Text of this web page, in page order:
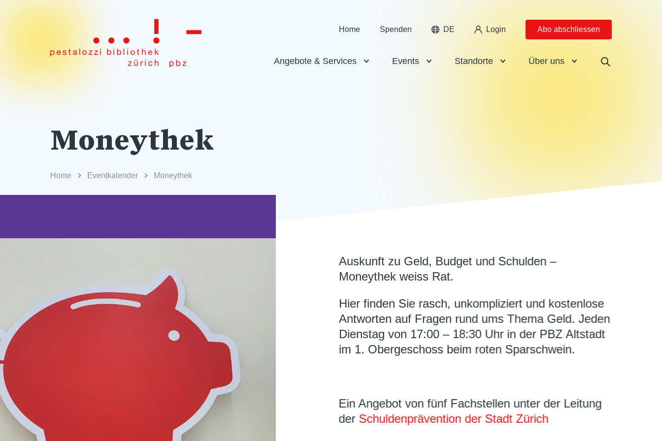
Home Spenden DE Login Abo abschliessen
Angebote & Services Events Standorte Über uns
Moneythek
Home Eventkalender Moneythek
Auskunft zu Geld, Budget und Schulden –
Moneythek weiss Rat.
Hier finden Sie rasch, unkompliziert und kostenlose
Antworten auf Fragen rund ums Thema Geld. Jeden
Dienstag von 17:00 – 18:30 Uhr in der PBZ Altstadt
im 1. Obergeschoss beim roten Sparschwein.
Ein Angebot von fünf Fachstellen unter der Leitung
der Schuldenprävention der Stadt Zürich